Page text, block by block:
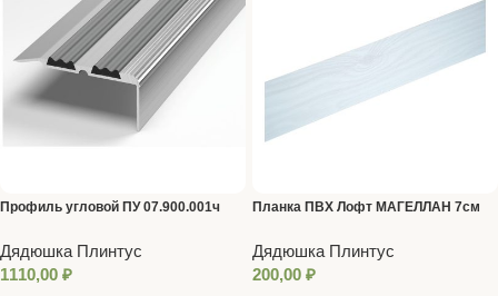
Профиль угловой ПУ 07.900.001ч
Дядюшка Плинтус
1110,00 ₽
Планка ПВХ Лофт МАГЕЛЛАН 7см
1м)
Дядюшка Плинтус
200,00 ₽